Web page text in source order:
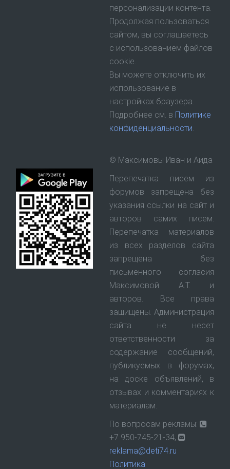
персонализации контента.
Продолжая пользоваться
сайтом, вы соглашаетесь
с использованием файлов
cookie.
Вы можете отключить их
использование в
настройках браузера.
Подробнее см. в Политике
конфиденциальности
© Максимовы Иван и Аида
Перепечатка писем из
форумов запрещена без
указания ссылки на сайт и
авторов самих писем.
Перепечатка материалов
из всех разделов сайта
запрещена без
письменного согласия
Максимовой А.Т. и
авторов. Все права
защищены. Администрация
сайта не несет
ответственности за
содержание сообщений,
публикуемых в форумах,
на доске объявлений, в
отзывах и комментариях к
материалам.
По вопросам рекламы:
+7 950-745-21-34,
reklama@deti74.ru
Политика